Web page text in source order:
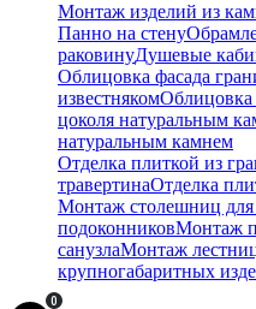
Монтаж изделий из
Панно на стену
раковинуДушевые
Облицовка фасада
известнякомОблицовка
цоколя натуральным
натуральным камнем
Отделка плиткой из
травертинаОтделка
Монтаж столешниц для
подоконниковМонтаж
санузлаМонтаж
крупногабаритных
0